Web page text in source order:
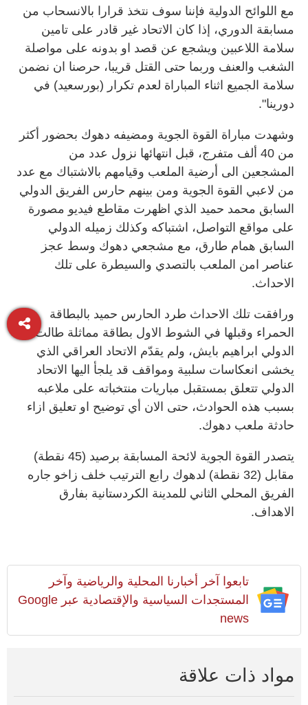
مع اللوائح الدولية فإننا سوف نتخذ قرارا بالانسحاب من
مسابقة الدوري، إذا كان الاتحاد غير قادر على تامين
سلامة اللاعبين ويشجع عن قصد او بدونه على مواصلة
الشغب والعنف وربما حتى القتل قريبا، حرصنا ان نضمن
سلامة الجميع اثناء المباراة لعدم تكرار (بورسعيد) في
دورينا".
وشهدت مباراة القوة الجوية ومضيفه دهوك بحضور أكثر
من 40 ألف متفرج، قبل انتهائها نزول عدد من
المشجعين الى أرضية الملعب وقيامهم بالاشتباك مع عدد
من لاعبي القوة الجوية ومن بينهم حارس الفريق الدولي
السابق محمد حميد الذي اظهرت مقاطع فيديو مصورة
على مواقع التواصل، اشتباكه وكذلك زميله الدولي
السابق همام طارق، مع مشجعي دهوك وسط عجز
عناصر امن الملعب بالتصدي والسيطرة على تلك
الاحداث.
ورافقت تلك الاحداث طرد الحارس حميد بالبطاقة
الحمراء وقبلها في الشوط الاول بطاقة مماثلة طالت
الدولي ابراهيم بايش، ولم يقدّم الاتحاد العراقي الذي
يخشى انعكاسات سلبية ومواقف قد يلجأ اليها الاتحاد
الدولي تتعلق بمستقبل مباريات منتخباته على ملاعبه
بسبب هذه الحوادث، حتى الان أي توضيح او تعليق ازاء
حادثة ملعب دهوك.
يتصدر القوة الجوية لائحة المسابقة برصيد (45 نقطة)
مقابل (32 نقطة) لدهوك رابع الترتيب خلف زاخو جاره
الفريق المحلي الثاني للمدينة الكردستانية بفارق
الاهداف.
تابعوا آخر أخبارنا المحلية والرياضية وآخر
المستجدات السياسية والإقتصادية عبر Google
news
مواد ذات علاقة